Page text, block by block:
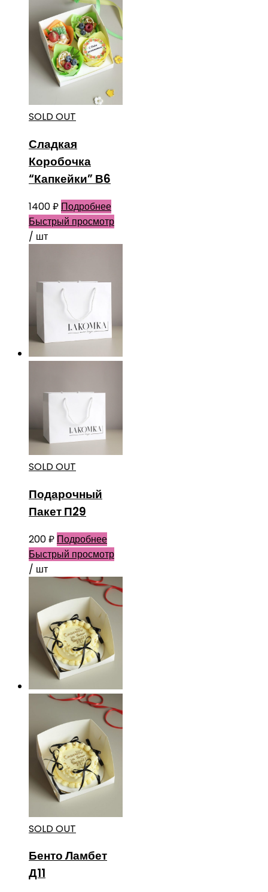
SOLD OUT
Сладкая
Коробочка
“Капкейки” В6
1400₽ Подробнее
Быстрый просмотр
/ шт
SOLD OUT
Подарочный
Пакет П29
200₽ Подробнее
Быстрый просмотр
/ шт
SOLD OUT
Бенто Ламбет
Д11